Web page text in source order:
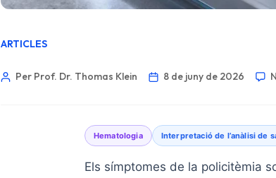
ARTICLES
Per Prof. Dr. Thomas Klein 8 de juny de 2026
Hematologia Interpretació de l’anàlisi de
Els símptomes de la policitèmia